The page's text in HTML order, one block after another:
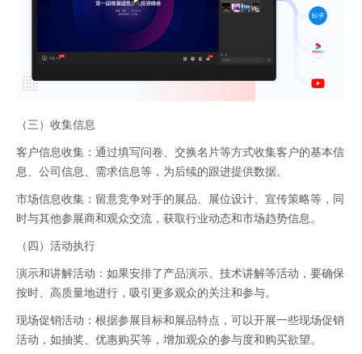
（三）收集信息
客户信息收集：通过填写问卷、交换名片等方式收集客户的基本信
息、公司信息、需求信息等，为后续的跟进提供数据。
市场信息收集：留意竞争对手的展品、展位设计、宣传策略等，同
时与其他参展商和观众交流，获取行业动态和市场趋势信息。
（四）活动执行
演示和讲解活动：如果安排了产品演示、技术讲解等活动，要确保
按时、高质量地进行，吸引更多观众的关注和参与。
现场促销活动：根据参展目标和展品特点，可以开展一些现场促销
活动，如抽奖、优惠购买等，增加观众的参与度和购买欲望。